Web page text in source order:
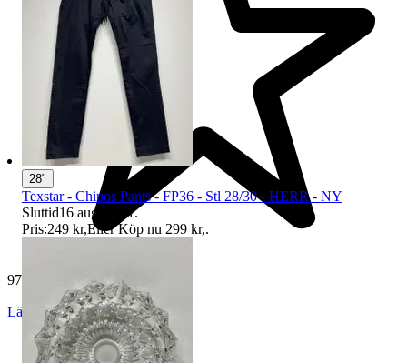
977 omdömen
Läs omdömen Följ
28"
Texstar - Chinos Pants - FP36 - Stl 28/30 - HERR - NY
Sluttid16 aug 20:31.
Pris:249 kr,Eller Köp nu 299 kr,.